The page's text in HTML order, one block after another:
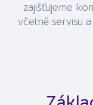
zajišťujeme
včetně servisu